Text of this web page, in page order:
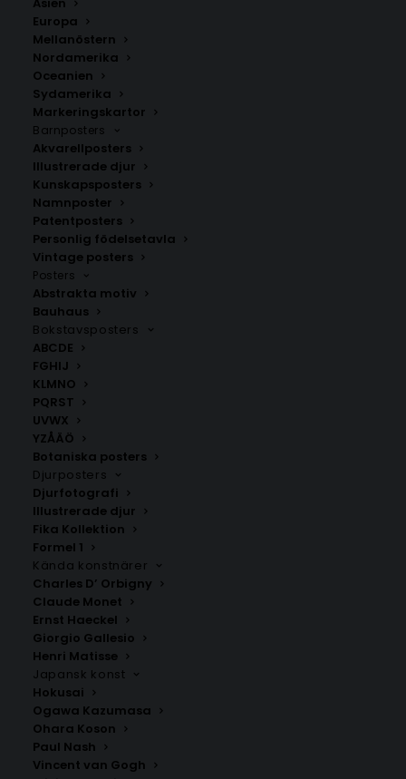
Europa
Mellanöstern
Nordamerika
Oceanien
Sydamerika
Markeringskartor
Barnposters
Akvarellposters
Illustrerade djur
Kunskapsposters
Namnposter
Patentposters
Personlig födelsetavla
Vintage posters
Posters
Abstrakta motiv
Bauhaus
Bokstavsposters
ABCDE
FGHIJ
KLMNO
PQRST
UVWX
YZÅÄÖ
Botaniska posters
Djurposters
Djurfotografi
Illustrerade djur
Fika Kollektion
Formel 1
Kända konstnärer
Charles D’ Orbigny
Claude Monet
Ernst Haeckel
Giorgio Gallesio
Henri Matisse
Japansk konst
Hokusai
Ogawa Kazumasa
Ohara Koson
Paul Nash
Vincent van Gogh
Handritad karta över Digernäs i
Välj mellan fyra olika storlekar: 50×70 cm, 40×50 cm,
30×40 cm och 21×30 cm.
Jämtlands län,Östersunds kommun
ANDRA KÖPTE ÄVEN
Kärlekskarta över Härjedalen
Fr. 200.00